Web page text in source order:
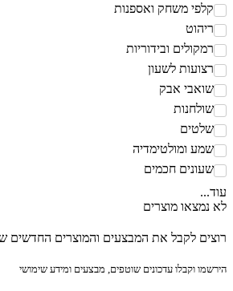
משחק ואספנות
ובידוריות
לשעון
אבק
ומולטימדיה
חכמים
מוצרים
לקבל את המבצעים והמוצרים החדשים שלנו?
וקבלו עדכונים שוטפים, מבצעים ומידע שימושי